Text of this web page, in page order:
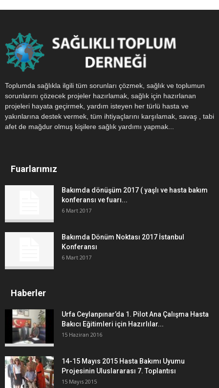
Toplumda sağlıkla ilgili tüm sorunları çözmek, sağlık ve toplumun
sorunlarını çözecek projeler hazırlamak, sağlık için hazırlanan
projeleri hayata geçirmek, yardım isteyen her türlü hasta ve
yakınlarına destek vermek, tüm ihtiyaçlarını karşılamak, savaş , tabi
afet de mağdur olmuş kişilere sağlık yardımı yapmak...
Fuarlarımız
Bakımda dönüşüm 2017 ( yaşlı ve hasta bakım
konferansı ve fuarı...
6 Mart 2017
Bakımda Dönüm Noktası 2017 İstanbul
Konferansı
6 Mart 2017
Haberler
Urfa Ceylanpınar’da 1. Pilot Ana Çalışma Hasta
Bakıcı Eğitimleri için Hazırlılar...
15 Haziran 2016
14-15 Mayıs 2015 Hasta Bakımı Uyumu
Projesinin Uluslararası 7. Toplantısı
15 Mayıs 2015